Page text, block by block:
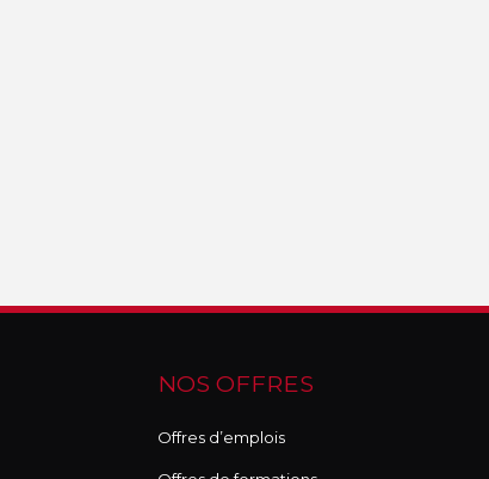
NOS OFFRES
Offres d’emplois